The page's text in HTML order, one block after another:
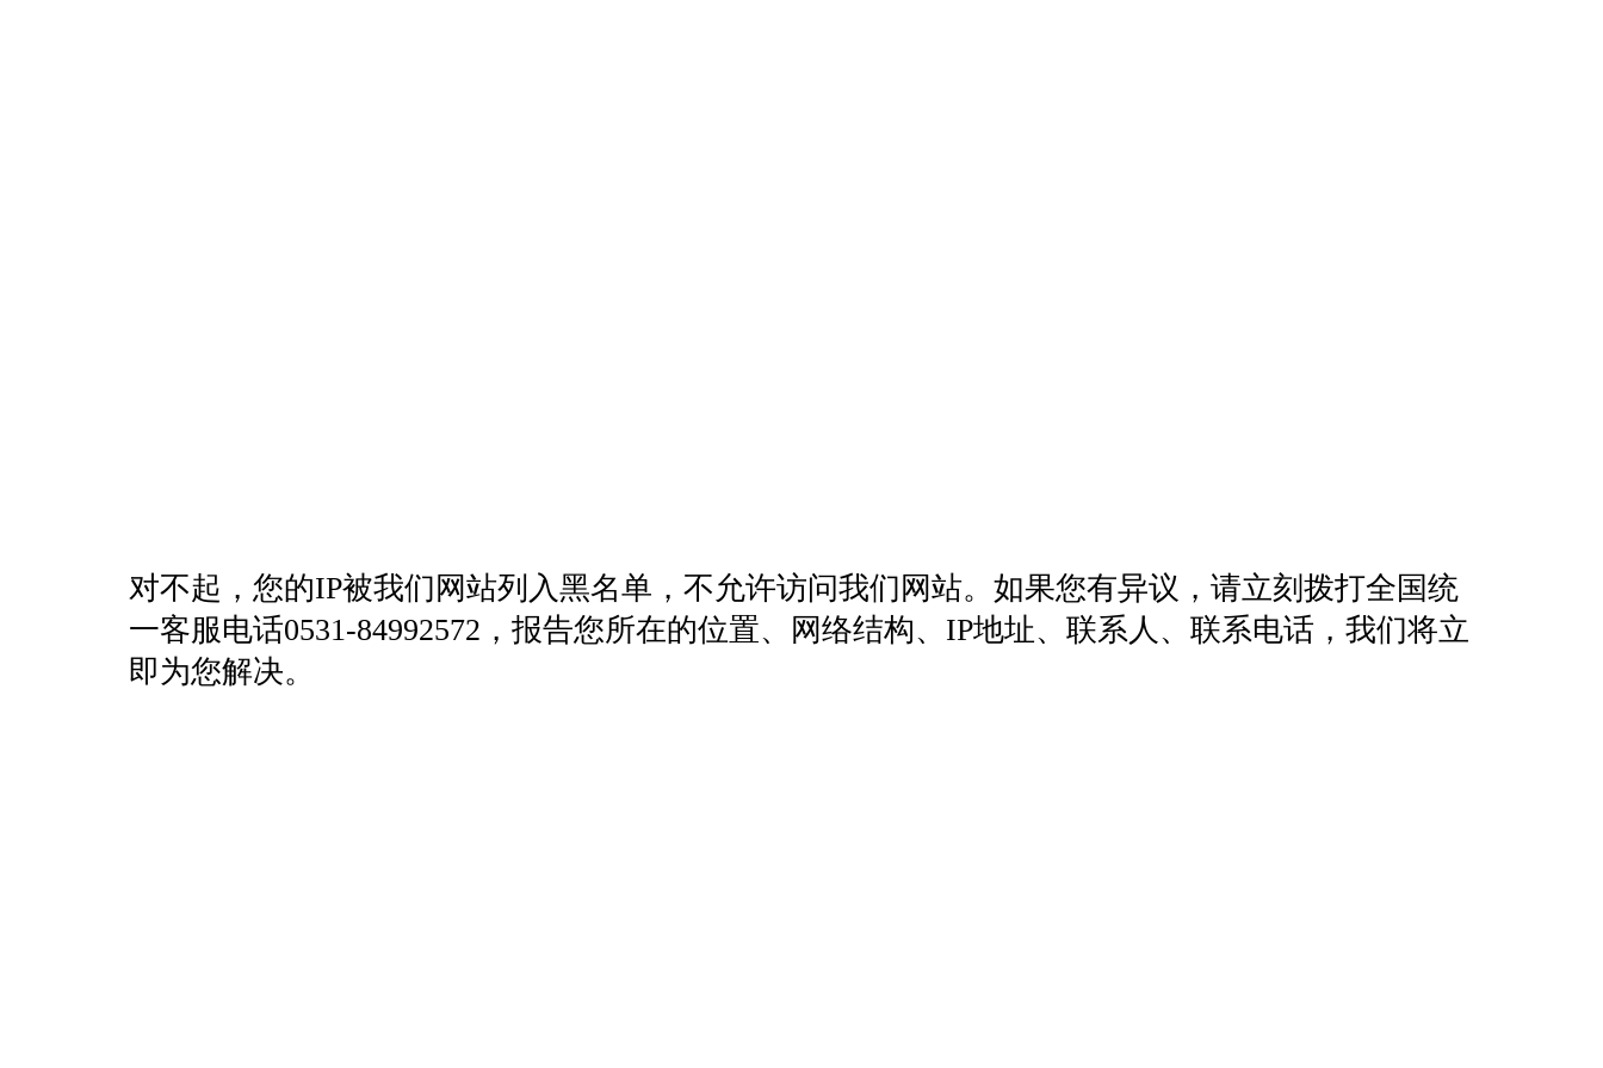
对不起，您的IP被我们网站列入黑名单，不允许访问我们网站。如果您有异议，请立刻拨打全国统
一客服电话0531-84992572，报告您所在的位置、网络结构、IP地址、联系人、联系电话，我们将立
即为您解决。